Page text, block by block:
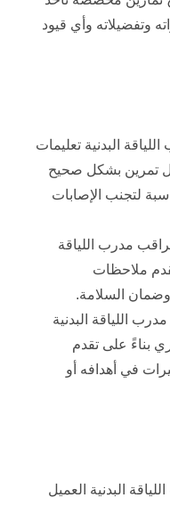
وتفضيلاته وأي قيود
البدنية تعليمات
تمرين بشكل صحيح
لتجنب الإصابات
مدرب اللياقة
ملاحظات
السلامة.
اللياقة البدنية
بناءً على تقدم
في أهدافه أو
البدنية العميل